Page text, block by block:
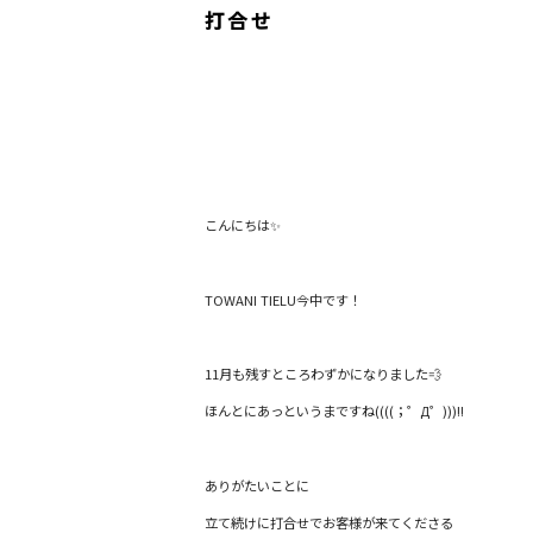
打合せ
こんにちは✨
TOWANI TIELU今中です！
11月も残すところわずかになりました💨
ほんとにあっというまですね((((；゜Д゜)))!!
ありがたいことに
立て続けに打合せでお客様が来てくださる